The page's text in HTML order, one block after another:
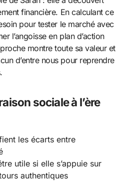
financière. En calculant ce
pour tester le marché avec
l’angoisse en plan d’action
montre toute sa valeur et
d’entre nous pour reprendre
sociale à l’ère
les écarts entre
utile si elle s’appuie sur
authentiques